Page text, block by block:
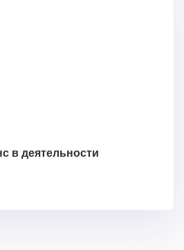
в деятельности